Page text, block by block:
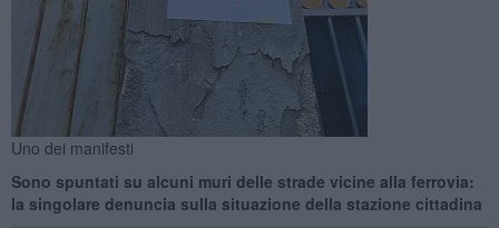
Uno dei manifesti
Sono spuntati su alcuni muri delle strade vicine alla ferrovia:
la singolare denuncia sulla situazione della stazione cittadina